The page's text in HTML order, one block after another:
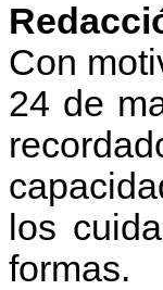
Con
24 de
los
formas.